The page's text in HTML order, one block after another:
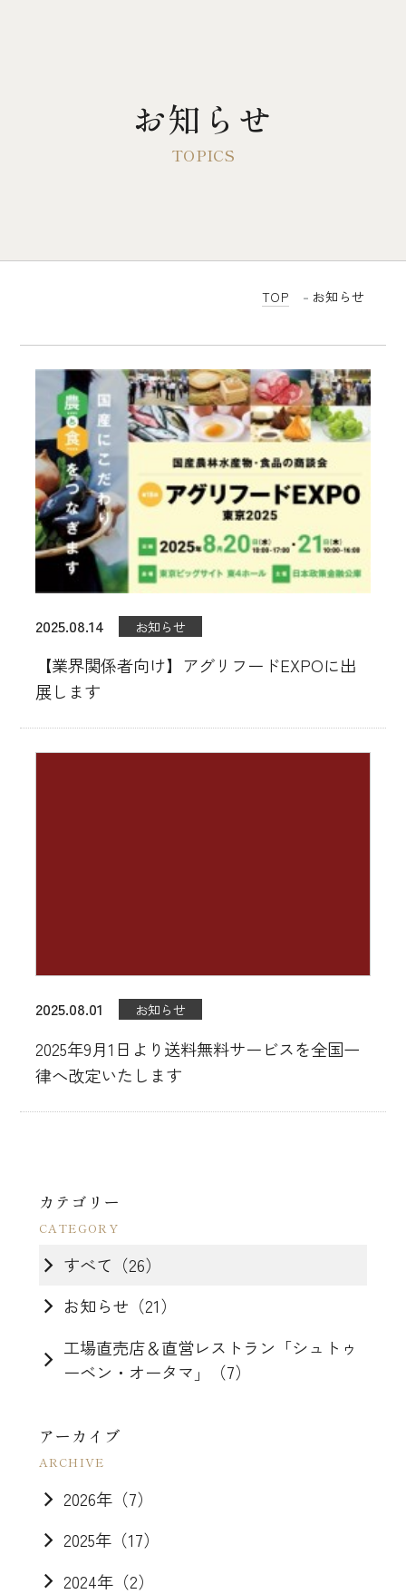
無塩せき商品について
販売店舗
催事イベント出展
ブランド・製品紹介
MATOI 直火式燻製
MATOIプレミアム
無塩せきシリーズ「ナトゥア」
業務用販売
マイスターセレクション
お知らせ
会員登録
お問い合わせ
お知らせ
TOP お知らせ
2025.08.14 お知らせ
【業界関係者向け】アグリフードEXPOに出
展します
2025.08.01 お知らせ
2025年9月1日より送料無料サービスを全国一
律へ改定いたします
カテゴリー
すべて（26）
お知らせ（21）
工場直売店＆直営レストラン「シュトゥ
ーベン・オータマ」（7）
アーカイブ
2026年（7）
2025年（17）
2024年（2）